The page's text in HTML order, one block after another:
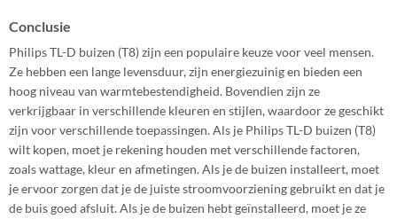
Conclusie
Philips TL-D buizen (T8) zijn een populaire keuze voor veel mensen.
Ze hebben een lange levensduur, zijn energiezuinig en bieden een
hoog niveau van warmtebestendigheid. Bovendien zijn ze
verkrijgbaar in verschillende kleuren en stijlen, waardoor ze geschikt
zijn voor verschillende toepassingen. Als je Philips TL-D buizen (T8)
wilt kopen, moet je rekening houden met verschillende factoren,
zoals wattage, kleur en afmetingen. Als je de buizen installeert, moet
je ervoor zorgen dat je de juiste stroomvoorziening gebruikt en dat je
de buis goed afsluit. Als je de buizen hebt geïnstalleerd, moet je ze